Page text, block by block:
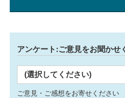
アンケート:ご意見をお聞かせ
(選択してください)
ご意見・ご感想をお寄せください